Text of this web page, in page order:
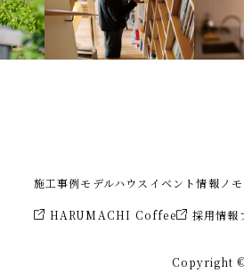
施工事例モデルハウス イベント情報 ノ
HARUMACHI Coffee 採用情報
Copyright